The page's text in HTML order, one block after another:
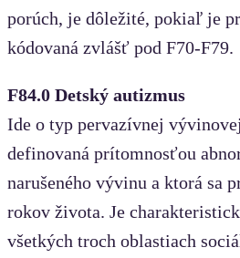
porúch, je dôležité, pokiaľ je
kódovaná zvlášť pod F70-F79.
F84.0 Detský autizmus
Ide o typ pervazívnej
definovaná prítomnosťou
narušeného vývinu a ktorá sa
rokov života. Je
všetkých troch oblastiach